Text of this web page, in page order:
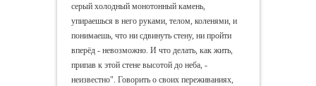
серый холодный монотонный камень,
упираешься в него руками, телом, коленями, и
понимаешь, что ни сдвинуть стену, ни пройти
вперёд - невозможно. И что делать, как жить,
припав к этой стене высотой до неба, -
неизвестно". Говорить о своих переживаниях,